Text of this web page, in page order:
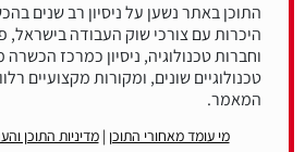
התוכן באתר נשען על ניסיון רב שנים
היכרות עם צורכי שוק העבודה בישראל,
וחברות טכנולוגיה, ניסיון כמרכז
טכנולוגיים שונים, ומקורות מקצועיים
המאמר.
מי עומד מאחורי התוכן |מדיניות התוכן